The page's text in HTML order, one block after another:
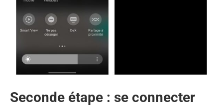
Seconde étape : se connecter